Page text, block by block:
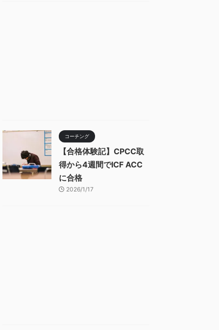
コーチング
【合格体験記】CPCC取
得から4週間でICF ACC
に合格
2026/1/17